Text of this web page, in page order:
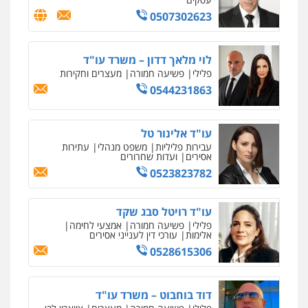
0505078733
עו"ד קארין לגטיוי
פלילי פשיעה חמורה מעצרים וחקירות
0507446995
עו"ד ירון גיגי
פלילי צווארון לבן מעצרים הליכי הסגרה
0522249087
עו"ד רועי אטיאס
משפט פלילי פשיעה חמורה צווארון לבן
525043999
פלילי פשיעה חמורה סמים והימורים
0507302623
לוי מלאך דדון – משרד עו"ד
פלילי פשיעה חמורה מעצרים וחקירות
0544231863
עו"ד אלינור טל
עבירות פליליות משפט מנהלי עתירות
אסירים ועדות שחרורים
0523823782
עו"ד רויטל סבג שקד
פלילי פשיעה חמורה אמצעי לחימה
אלימות עורכי דין לענייני אסירים
0528615306
דוד בוחבוט – משרד עו"ד
רונן הלל – מוניטין
מחיקת כתבות מגוגל ודחיקת אזכורים
0522508109
אחסון אתרים
מהירות הגנה גיבוי תמיכה שירותים
מקצועיים לעורכי דין
מרכז התחלה חדשה
אסירים עבירות מין שירותים מקצועיים
לעורכי דין
0544500346
מאיה בלום, עו"ס, טיפול ושיקום
טיפול בהתמכרויות שירותים מקצועיים
0504062539